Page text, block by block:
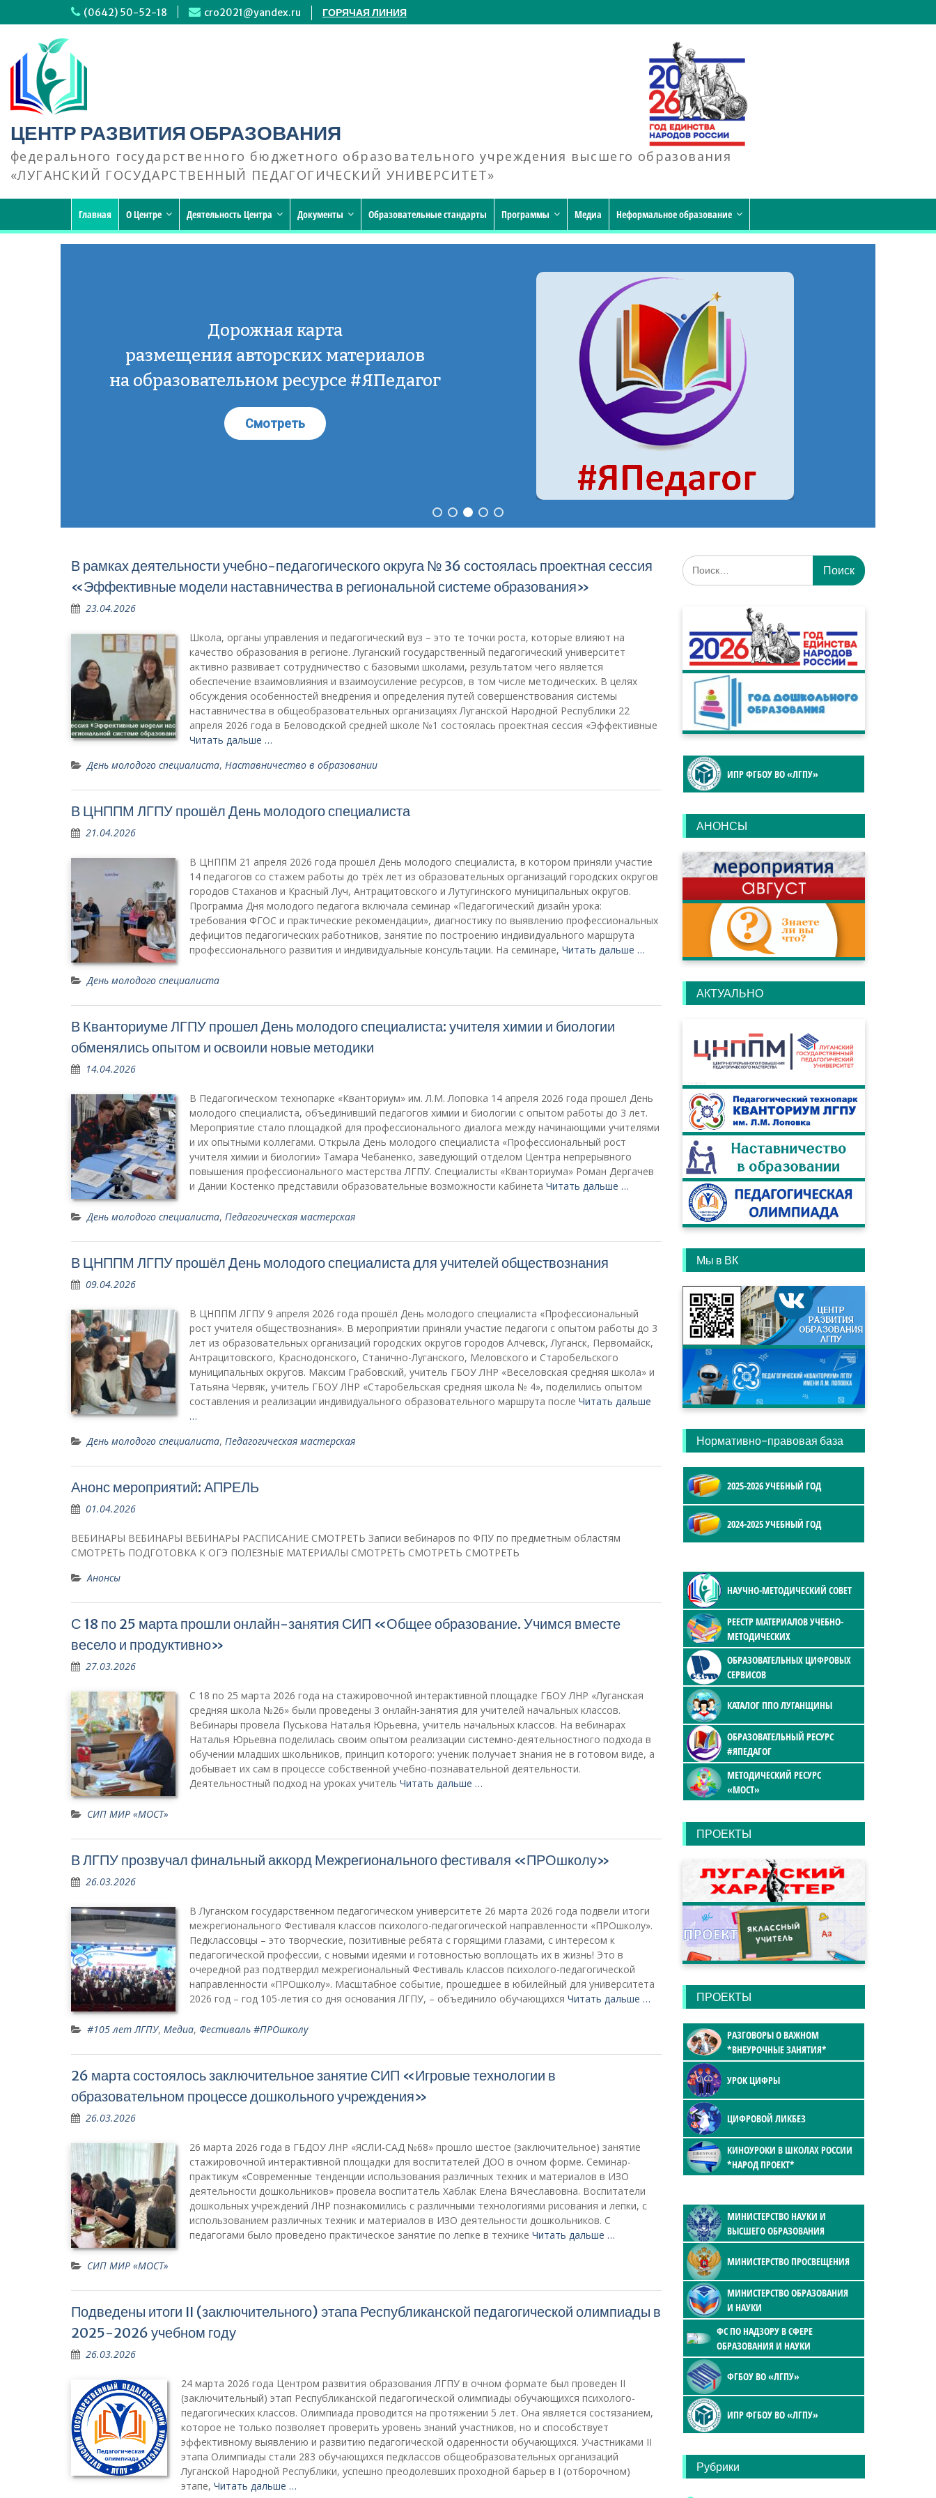
к
содержимому
(0642) 50-52-18 cro2021@yandex.ru ГОРЯЧАЯ ЛИНИЯ
ЦЕНТР РАЗВИТИЯ ОБРАЗОВАНИЯ
федерального государственного бюджетного образовательного учреждения высшего образования
«ЛУГАНСКИЙ ГОСУДАРСТВЕННЫЙ ПЕДАГОГИЧЕСКИЙ УНИВЕРСИТЕТ»
Главная О Центре Деятельность Центра Документы Образовательные стандарты Программы Медиа Неформальное образование
Дорожная карта
размещения авторских материалов
на образовательном ресурсе #ЯПедагог
Смотреть
В рамках деятельности учебно-педагогического округа № 36 состоялась проектная сессия
«Эффективные модели наставничества в региональной системе образования»
23.04.2026
Школа, органы управления и педагогический вуз – это те точки роста, которые влияют на
качество образования в регионе. Луганский государственный педагогический университет
активно развивает сотрудничество с базовыми школами, результатом чего является
обеспечение взаимовлияния и взаимоусиление ресурсов, в том числе методических. В целях
обсуждения особенностей внедрения и определения путей совершенствования системы
наставничества в общеобразовательных организациях Луганской Народной Республики 22
апреля 2026 года в Беловодской средней школе №1 состоялась проектная сессия «Эффективные
Читать дальше …
День молодого специалиста, Наставничество в образовании
В ЦНППМ ЛГПУ прошёл День молодого специалиста
21.04.2026
В ЦНППМ 21 апреля 2026 года прошёл День молодого специалиста, в котором приняли участие
14 педагогов со стажем работы до трёх лет из образовательных организаций городских округов
городов Стаханов и Красный Луч, Антрацитовского и Лутугинского муниципальных округов.
Программа Дня молодого педагога включала семинар «Педагогический дизайн урока:
требования ФГОС и практические рекомендации», диагностику по выявлению профессиональных
дефицитов педагогических работников, занятие по построению индивидуального маршрута
профессионального развития и индивидуальные консультации. На семинаре, Читать дальше …
День молодого специалиста
В Кванториуме ЛГПУ прошел День молодого специалиста: учителя химии и биологии
обменялись опытом и освоили новые методики
14.04.2026
В Педагогическом технопарке «Кванториум» им. Л.М. Лоповка 14 апреля 2026 года прошел День
молодого специалиста, объединивший педагогов химии и биологии с опытом работы до 3 лет.
Мероприятие стало площадкой для профессионального диалога между начинающими учителями
и их опытными коллегами. Открыла День молодого специалиста «Профессиональный рост
учителя химии и биологии» Тамара Чебаненко, заведующий отделом Центра непрерывного
повышения профессионального мастерства ЛГПУ. Специалисты «Кванториума» Роман Дергачев
и Дании Костенко представили образовательные возможности кабинета Читать дальше …
День молодого специалиста, Педагогическая мастерская
В ЦНППМ ЛГПУ прошёл День молодого специалиста для учителей обществознания
09.04.2026
В ЦНППМ ЛГПУ 9 апреля 2026 года прошёл День молодого специалиста «Профессиональный
рост учителя обществознания». В мероприятии приняли участие педагоги с опытом работы до 3
лет из образовательных организаций городских округов городов Алчевск, Луганск, Первомайск,
Антрацитовского, Краснодонского, Станично-Луганского, Меловского и Старобельского
муниципальных округов. Максим Грабовский, учитель ГБОУ ЛНР «Веселовская средняя школа» и
Татьяна Червяк, учитель ГБОУ ЛНР «Старобельская средняя школа № 4», поделились опытом
составления и реализации индивидуального образовательного маршрута после Читать дальше
…
День молодого специалиста, Педагогическая мастерская
Анонс мероприятий: АПРЕЛЬ
01.04.2026
ВЕБИНАРЫ ВЕБИНАРЫ ВЕБИНАРЫ РАСПИСАНИЕ СМОТРЕТЬ Записи вебинаров по ФПУ по предметным областям
СМОТРЕТЬ ПОДГОТОВКА К ОГЭ ПОЛЕЗНЫЕ МАТЕРИАЛЫ СМОТРЕТЬ СМОТРЕТЬ СМОТРЕТЬ
Анонсы
С 18 по 25 марта прошли онлайн-занятия СИП «Общее образование. Учимся вместе
весело и продуктивно»
27.03.2026
С 18 по 25 марта 2026 года на стажировочной интерактивной площадке ГБОУ ЛНР «Луганская
средняя школа №26» были проведены 3 онлайн-занятия для учителей начальных классов.
Вебинары провела Пуськова Наталья Юрьевна, учитель начальных классов. На вебинарах
Наталья Юрьевна поделилась своим опытом реализации системно-деятельностного подхода в
обучении младших школьников, принцип которого: ученик получает знания не в готовом виде, а
добывает их сам в процессе собственной учебно-познавательной деятельности.
Деятельностный подход на уроках учитель Читать дальше …
СИП МИР «МОСТ»
В ЛГПУ прозвучал финальный аккорд Межрегионального фестиваля «ПРОшколу»
26.03.2026
В Луганском государственном педагогическом университете 26 марта 2026 года подвели итоги
межрегионального Фестиваля классов психолого-педагогической направленности «ПРОшколу».
Педклассовцы – это творческие, позитивные ребята с горящими глазами, с интересом к
педагогической профессии, с новыми идеями и готовностью воплощать их в жизнь! Это в
очередной раз подтвердил межрегиональный Фестиваль классов психолого-педагогической
направленности «ПРОшколу». Масштабное событие, прошедшее в юбилейный для университета
2026 год – год 105-летия со дня основания ЛГПУ, – объединило обучающихся Читать дальше …
#105 лет ЛГПУ, Медиа, Фестиваль #ПРОшколу
26 марта состоялось заключительное занятие СИП «Игровые технологии в
образовательном процессе дошкольного учреждения»
26.03.2026
26 марта 2026 года в ГБДОУ ЛНР «ЯСЛИ-САД №68» прошло шестое (заключительное) занятие
стажировочной интерактивной площадки для воспитателей ДОО в очном форме. Семинар-
практикум «Современные тенденции использования различных техник и материалов в ИЗО
деятельности дошкольников» провела воспитатель Хаблак Елена Вячеславовна. Воспитатели
дошкольных учреждений ЛНР познакомились с различными технологиями рисования и лепки, с
использованием различных техник и материалов в ИЗО деятельности дошкольников. С
педагогами было проведено практическое занятие по лепке в технике Читать дальше …
СИП МИР «МОСТ»
Подведены итоги II (заключительного) этапа Республиканской педагогической олимпиады в
2025-2026 учебном году
26.03.2026
24 марта 2026 года Центром развития образования ЛГПУ в очном формате был проведен II
(заключительный) этап Республиканской педагогической олимпиады обучающихся психолого-
педагогических классов. Олимпиада проводится на протяжении 5 лет. Она является состязанием,
которое не только позволяет проверить уровень знаний участников, но и способствует
эффективному выявлению и развитию педагогической одаренности обучающихся. Участниками II
этапа Олимпиады стали 283 обучающихся педклассов общеобразовательных организаций
Луганской Народной Республики, успешно преодолевших проходной барьер в I (отборочном)
этапе, Читать дальше …
Искать:
ИПР ФГБОУ ВО «ЛГПУ»
АНОНСЫ
АКТУАЛЬНО
Мы в ВК
Нормативно-правовая база
2025-2026 УЧЕБНЫЙ ГОД
2024-2025 УЧЕБНЫЙ ГОД
НАУЧНО-МЕТОДИЧЕСКИЙ СОВЕТ
РЕЕСТР МАТЕРИАЛОВ УЧЕБНО-
МЕТОДИЧЕСКИХ
ОБРАЗОВАТЕЛЬНЫХ ЦИФРОВЫХ
СЕРВИСОВ
КАТАЛОГ ППО ЛУГАНЩИНЫ
ОБРАЗОВАТЕЛЬНЫЙ РЕСУРС
#ЯПЕДАГОГ
МЕТОДИЧЕСКИЙ РЕСУРС
«МОСТ»
ПРОЕКТЫ
ПРОЕКТЫ
РАЗГОВОРЫ О ВАЖНОМ
*ВНЕУРОЧНЫЕ ЗАНЯТИЯ*
УРОК ЦИФРЫ
ЦИФРОВОЙ ЛИКБЕЗ
КИНОУРОКИ В ШКОЛАХ РОССИИ
*НАРОД ПРОЕКТ*
МИНИСТЕРСТВО НАУКИ И
ВЫСШЕГО ОБРАЗОВАНИЯ
МИНИСТЕРСТВО ПРОСВЕЩЕНИЯ
МИНИСТЕРСТВО ОБРАЗОВАНИЯ
И НАУКИ
ФС ПО НАДЗОРУ В СФЕРЕ
ОБРАЗОВАНИЯ И НАУКИ
ФГБОУ ВО «ЛГПУ»
ИПР ФГБОУ ВО «ЛГПУ»
Рубрики